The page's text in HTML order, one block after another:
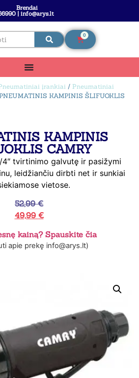
Brendai
| info@arys.lt
0
įrankiai / Pneumatiniai
KAMPINIS ŠLIFUOKLIS
KAMPINIS
CAMRY
4″ tvirtinimo galvutę ir pasižymi
leidžiančiu dirbti net ir sunkiai
vietose.
52,99€
49,99 €
kainą? Spauskite čia
apie prekę info@arys.lt)